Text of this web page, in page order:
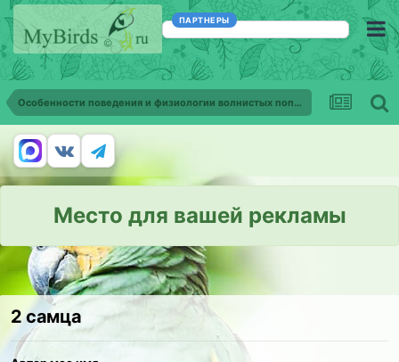
ПАРТНЕРЫ
Особенности поведения и физиологии волнистых попугаев
Место для вашей рекламы
2 самца